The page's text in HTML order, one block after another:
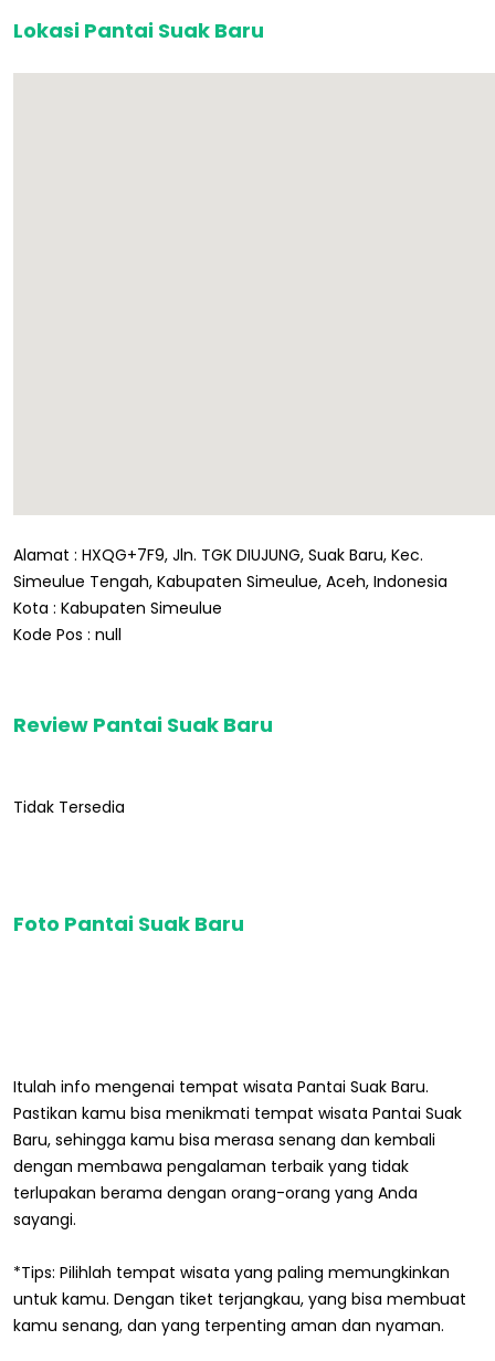
Lokasi Pantai Suak Baru
Alamat : HXQG+7F9, Jln. TGK DIUJUNG, Suak Baru, Kec.
Simeulue Tengah, Kabupaten Simeulue, Aceh, Indonesia
Kota : Kabupaten Simeulue
Kode Pos : null
Review Pantai Suak Baru
Tidak Tersedia
Foto Pantai Suak Baru
Itulah info mengenai tempat wisata Pantai Suak Baru.
Pastikan kamu bisa menikmati tempat wisata Pantai Suak
Baru, sehingga kamu bisa merasa senang dan kembali
dengan membawa pengalaman terbaik yang tidak
terlupakan berama dengan orang-orang yang Anda
sayangi.
*Tips: Pilihlah tempat wisata yang paling memungkinkan
untuk kamu. Dengan tiket terjangkau, yang bisa membuat
kamu senang, dan yang terpenting aman dan nyaman.